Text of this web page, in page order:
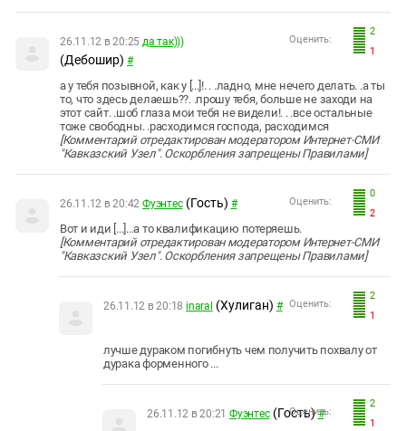
2
1
Оценить:
26.11.12 в 20:25 да так)))
(Дебошир) #
а у тебя позывной, как у [...]!. . .ладно, мне нечего делать. .а ты
то, что здесь делаешь??. .прошу тебя, больше не заходи на
этот сайт. .шоб глаза мои тебя не видели!. . .все остальные
тоже свободны. .расходимся господа, расходимся
[Комментарий отредактирован модератором Интернет-СМИ
"Кавказский Узел". Оскорбления запрещены Правилами]
0
2
Оценить:
26.11.12 в 20:42 Фуэнтес (Гость) #
Вот и иди [...]...а то квалификацию потеряешь.
[Комментарий отредактирован модератором Интернет-СМИ
"Кавказский Узел". Оскорбления запрещены Правилами]
2
1
Оценить:
26.11.12 в 20:18 inaral (Хулиган) #
лучше дураком погибнуть чем получить похвалу от
дурака форменного ...
2
1
Оценить:
26.11.12 в 20:21 Фуэнтес (Гость) #